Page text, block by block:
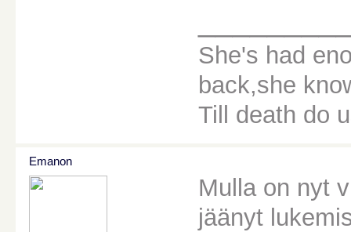
She's had
back,she
Till death do
Emanon
Mulla on nyt
jäänyt